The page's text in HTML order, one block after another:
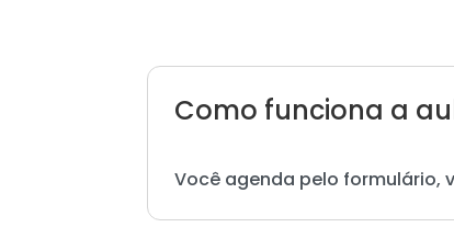
Como funciona a
Você agenda pelo formulário,